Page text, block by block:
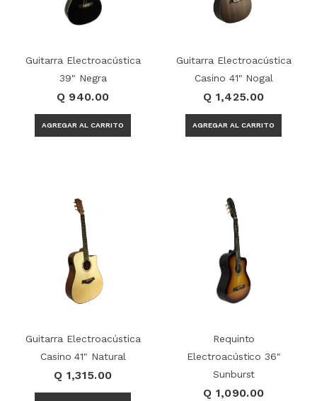
Guitarra Electroacústica
39" Negra
Q 940.00
Guitarra Electroacústica
Casino 41" Nogal
Q 1,425.00
Guitarra Electroacústica
Casino 41" Natural
Q 1,315.00
Requinto
Electroacústico 36"
Sunburst
Q 1,090.00